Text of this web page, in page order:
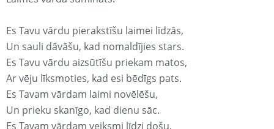
Es Tavu vārdu pierakstīšu laimei līdzās,
Un sauli dāvāšu, kad nomaldījies stars.
Es Tavu vārdu aizsūtīšu priekam matos,
Ar vēju līksmoties, kad esi bēdīgs pats.
Es Tavam vārdam laimi novēlēšu,
Un prieku skanīgo, kad dienu sāc.
Es Tavam vārdam veiksmi līdzi došu,